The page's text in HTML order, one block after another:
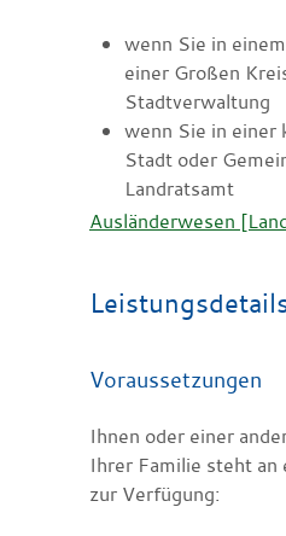
wenn Sie in
einer Großen
Stadtverwaltung
wenn Sie in einer
Stadt oder
Landratsamt
Ausländerwesen
Voraussetzungen
Ihnen oder einer
Ihrer Familie steht an
zur Verfügung: